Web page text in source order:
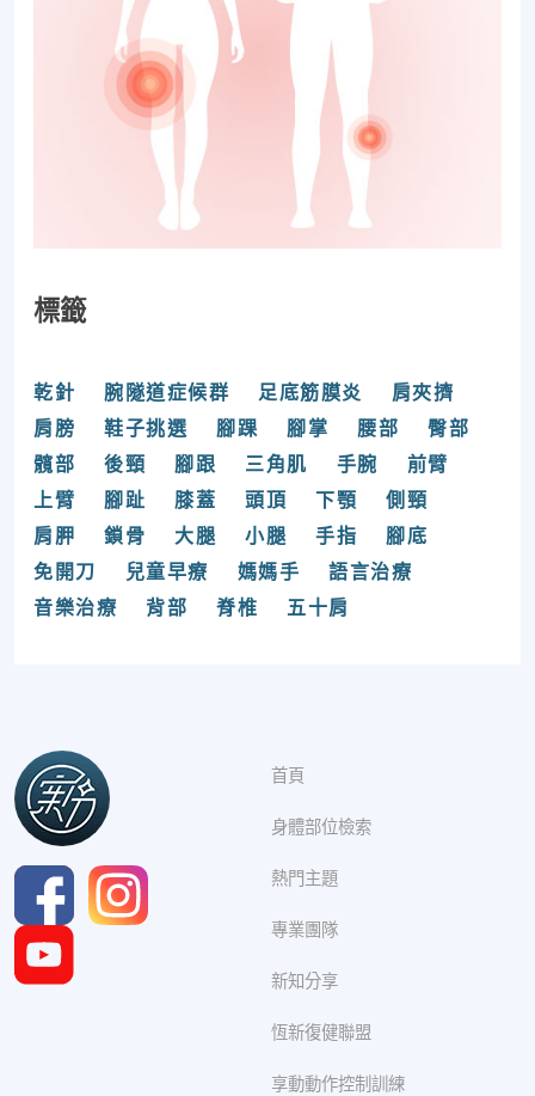
標籤
乾針 腕隧道症候群 足底筋膜炎
肩夾擠
肩膀
鞋子挑選 腳踝 腳掌 腰部
臀部
髖部
後頸 腳跟 三角肌 手腕
前臂
上臂
腳趾 膝蓋 頭頂 下顎
側頸
肩胛
鎖骨 大腿 小腿 手指
腳底
免開刀
兒童早療 媽媽手
語言治療
音樂治療
背部 脊椎 五十肩
首頁
身體部位檢索
熱門主題
專業團隊
新知分享
恆新復健聯盟
享動動作控制訓練